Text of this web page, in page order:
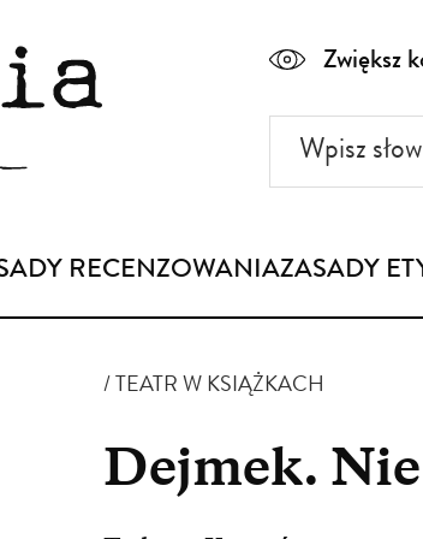
Zwiększ
słowo
kluczowe
RECENZOWANIAZASADY
TEATR W KSIĄŻKACH
Dejmek.